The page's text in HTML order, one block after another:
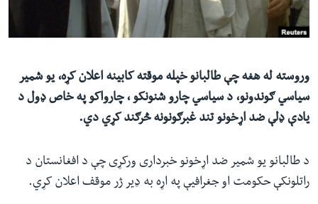
شئ
لټون
ته
لاړ
شئ
له مونږ سره په تماس کې پاتې شئ
ژبې
وروسته له هغه چې طالبانو خپله موقته کابینه اعلان کړه، یو شمیر
سیاسي ګوندونو، د سیاسي‌ چارو شنونکو ، چارواکو په خاص ډول د
یادې ډلې ضد اړخونو تند غبرګونونه څرګند کړي دي.
د طالبانو یو شمیر ضد اړخونو خبرداری ورکړی چې د افغانستان د
راتلونکې حکومت او جغرافیې په اړه به ډیر ژر موقف اعلان کړي.